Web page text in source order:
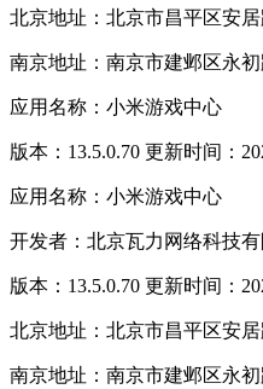
北京地址：北京市昌平区安
南京地址：南京市建邺区永
应用名称：小米游戏中心
版本：13.5.0.70 更新时间：
应用名称：小米游戏中心
开发者：北京瓦力网络科技有
版本：13.5.0.70 更新时间：
北京地址：北京市昌平区安
南京地址：南京市建邺区永